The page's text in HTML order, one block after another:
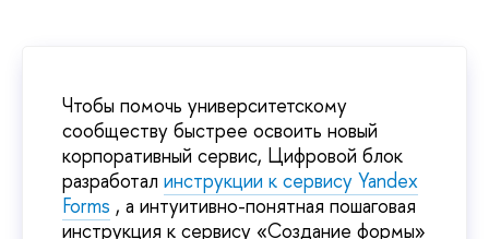
Чтобы помочь университетскому
сообществу быстрее освоить новый
корпоративный сервис, Цифровой блок
разработал инструкции к сервису Yandex
Forms , а интуитивно-понятная пошаговая
инструкция к сервису «Создание формы»